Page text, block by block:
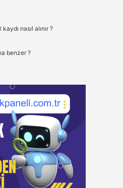
nasıl alınır ?
benzer ?